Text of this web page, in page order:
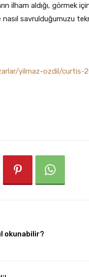
ilham aldığı, görmek
savrulduğumuzu
yilmaz-ozdil/curtis-
okunabilir?